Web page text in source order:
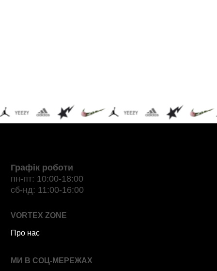
Графік роботи
пн-пт: 10:00-18:00
сб-нд: 11:00-16:00
VORTEX ZONE
Про нас
МИ В СОЦ-МЕРЕЖАХ